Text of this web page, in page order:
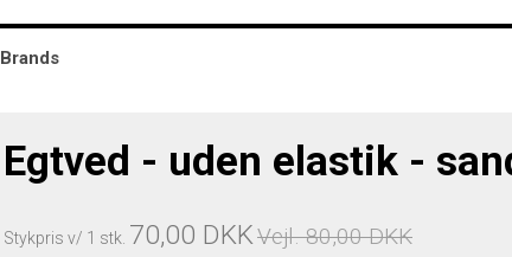
Brands
Egtved - uden elastik -
Stykpris v/ 1 stk. 70,00 DKKVejl. 80,00 DKK